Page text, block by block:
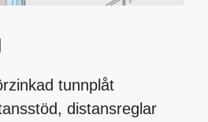
tunnplåt
distansreglar